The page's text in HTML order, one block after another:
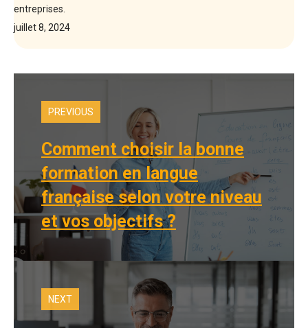
entreprises.
juillet 8, 2024
PREVIOUS
Comment choisir la bonne
formation en langue
française selon votre niveau
et vos objectifs ?
NEXT